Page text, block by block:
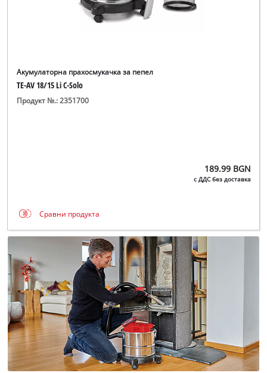
Акумулаторна прахосмукачка за пепел
TE-AV 18/15 Li C-Solo
Продукт №.: 2351700
189.99 BGN
с ДДС без доставка
Сравни продукта